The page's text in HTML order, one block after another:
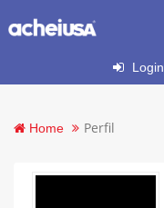
Login
Home Perfil